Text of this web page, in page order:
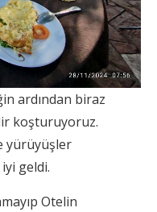
ardından biraz
koşturuyoruz.
yürüyüşler
geldi.
Otelin